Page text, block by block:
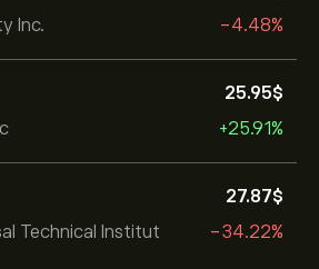
Inc.
-4.48%
25.95‎$‎
+25.91%
Technical Institut
27.87‎$‎
-34.22%